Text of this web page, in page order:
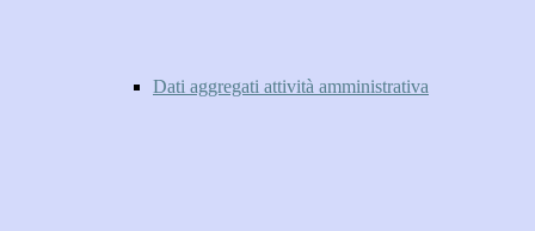
Dati aggregati attività amministrativa